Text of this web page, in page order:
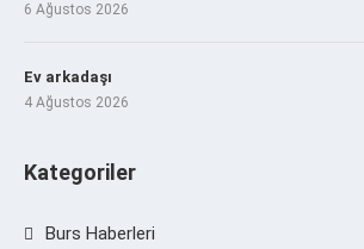
6 Ağustos 2026
Ev arkadaşı
4 Ağustos 2026
Kategoriler
Burs Haberleri